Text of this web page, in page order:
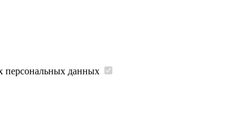
персональных данных